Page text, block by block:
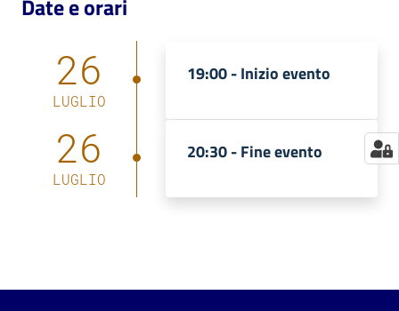
bibliotecario
Date e orari
26
LUGLIO
19:00 -Inizio evento
26
LUGLIO
20:30 -Fine evento